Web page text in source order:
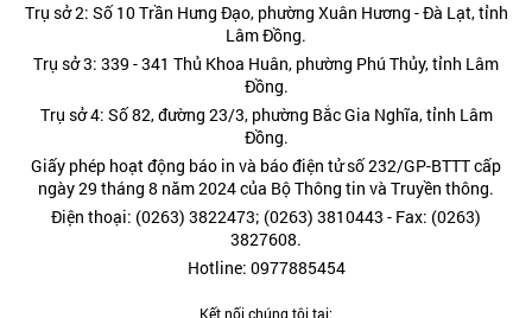
Trụ sở 2: Số 10 Trần Hưng Đạo, phường Xuân Hương - Đà Lạt, tỉnh
Lâm Đồng.
Trụ sở 3: 339 - 341 Thủ Khoa Huân, phường Phú Thủy, tỉnh Lâm
Đồng.
Trụ sở 4: Số 82, đường 23/3, phường Bắc Gia Nghĩa, tỉnh Lâm
Đồng.
Giấy phép hoạt động báo in và báo điện tử số 232/GP-BTTT cấp
ngày 29 tháng 8 năm 2024 của Bộ Thông tin và Truyền thông.
Điện thoại: (0263) 3822473; (0263) 3810443 - Fax: (0263)
3827608.
Hotline: 0977885454
Kết nối chúng tôi tại: